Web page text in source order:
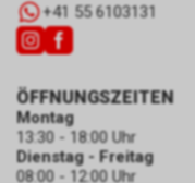
+41 55 6103131
ÖFFNUNGSZEITEN
Montag
13:30 - 18:00 Uhr
Dienstag - Freitag
08:00 - 12:00 Uhr